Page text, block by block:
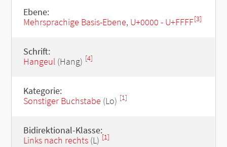
Ebene:
Mehrsprachige Basis-Ebene, U+0000 - U+FFFF[3]
Schrift:
Hangeul(Hang) [4]
Kategorie:
Sonstiger Buchstabe (Lo) [1]
Bidirektional-Klasse:
Links nach rechts(L) [1]